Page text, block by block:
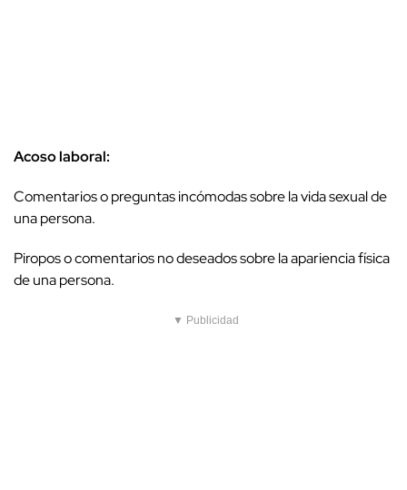
Acoso laboral:
Comentarios o preguntas incómodas sobre la vida sexual de
una persona.
Piropos o comentarios no deseados sobre la apariencia física
de una persona.
▼ Publicidad